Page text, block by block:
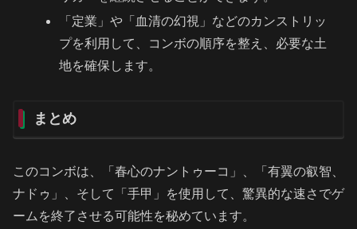
「定業」や「血清の幻視」などのカンストリッ
プを利用して、コンボの順序を整え、必要な土
地を確保します。
まとめ
このコンボは、「春心のナントゥーコ」、「有翼の叡智、
ナドゥ」、そして「手甲」を使用して、驚異的な速さでゲ
ームを終了させる可能性を秘めています。